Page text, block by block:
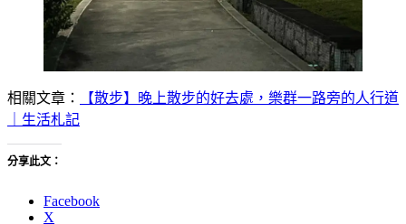
相關文章：
【散步】晚上散步的好去處，樂群一路旁的人行道
｜生活札記
分享此文：
Facebook
X